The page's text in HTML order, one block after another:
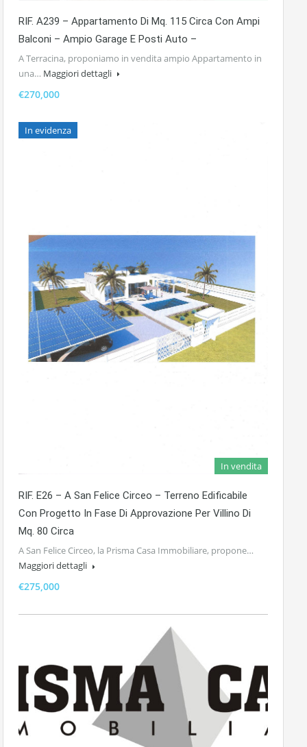
RIF. A239 – Appartamento Di Mq. 115 Circa Con Ampi
Balconi – Ampio Garage E Posti Auto –
A Terracina, proponiamo in vendita ampio Appartamento in
una… Maggiori dettagli
€270,000
In evidenza
In vendita
RIF. E26 – A San Felice Circeo – Terreno Edificabile
Con Progetto In Fase Di Approvazione Per Villino Di
Mq. 80 Circa
A San Felice Circeo, la Prisma Casa Immobiliare, propone…
Maggiori dettagli
€275,000